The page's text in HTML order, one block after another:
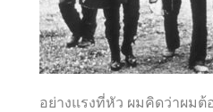
อย่างแรงที่หัว ผมคิดว่าผมต้